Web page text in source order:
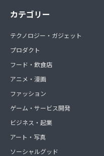
カテゴリー
テクノロジー・ガジェット
プロダクト
フード・飲食店
アニメ・漫画
ファッション
ゲーム・サービス開発
ビジネス・起業
アート・写真
ソーシャルグッド